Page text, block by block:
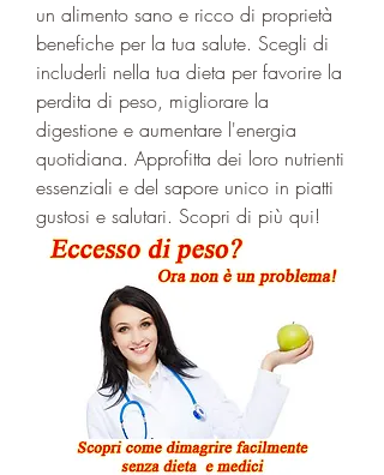
un alimento sano e ricco di proprietà
benefiche per la tua salute. Scegli di
includerli nella tua dieta per favorire la
perdita di peso, migliorare la
digestione e aumentare l'energia
quotidiana. Approfitta dei loro nutrienti
essenziali e del sapore unico in piatti
gustosi e salutari. Scopri di più qui!